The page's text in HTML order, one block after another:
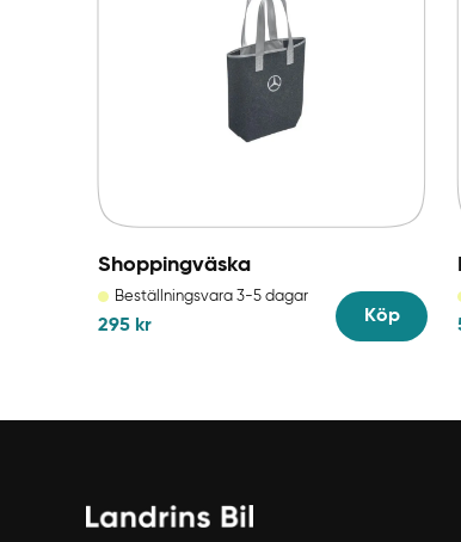
Shoppingväska
Beställningsvara 3-5 dagar
295 kr
Köp